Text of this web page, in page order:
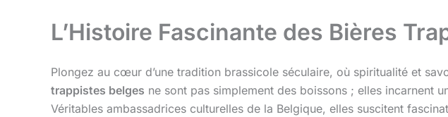
L’Histoire Fascinante des Bières
Plongez au cœur d’une tradition brassicole séculaire, où spiritualité et
trappistes belges ne sont pas simplement des boissons ; elles incarnent
Véritables ambassadrices culturelles de la Belgique, elles suscitent